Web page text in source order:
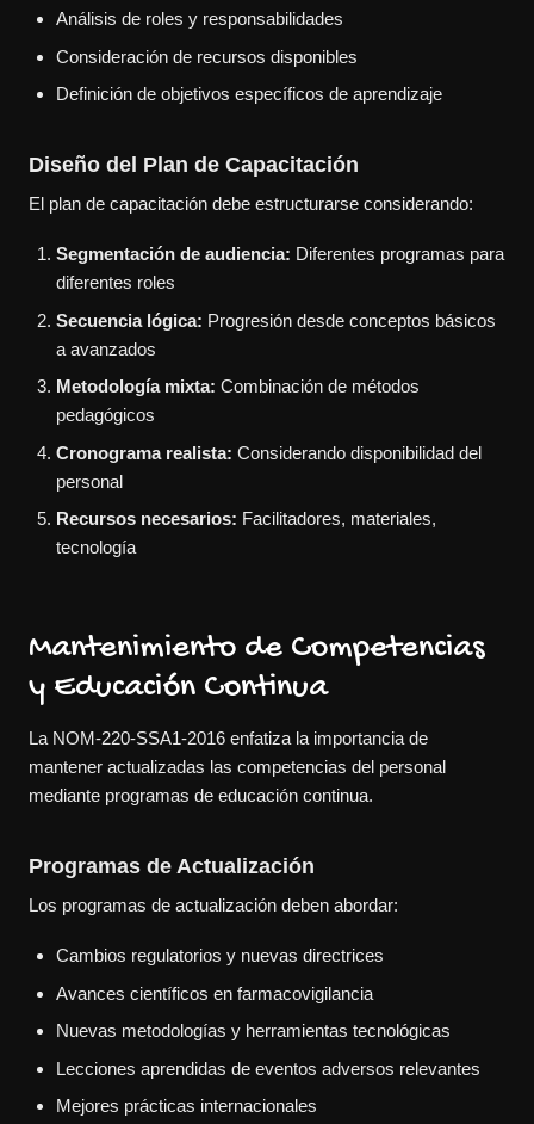
Análisis de roles y responsabilidades
Consideración de recursos disponibles
Definición de objetivos específicos de aprendizaje
Diseño del Plan de Capacitación
El plan de capacitación debe estructurarse considerando:
Segmentación de audiencia: Diferentes programas para
diferentes roles
Secuencia lógica: Progresión desde conceptos básicos
a avanzados
Metodología mixta: Combinación de métodos
pedagógicos
Cronograma realista: Considerando disponibilidad del
personal
Recursos necesarios: Facilitadores, materiales,
tecnología
Mantenimiento de Competencias
y Educación Continua
La NOM-220-SSA1-2016 enfatiza la importancia de
mantener actualizadas las competencias del personal
mediante programas de educación continua.
Programas de Actualización
Los programas de actualización deben abordar:
Cambios regulatorios y nuevas directrices
Avances científicos en farmacovigilancia
Nuevas metodologías y herramientas tecnológicas
Lecciones aprendidas de eventos adversos relevantes
Mejores prácticas internacionales